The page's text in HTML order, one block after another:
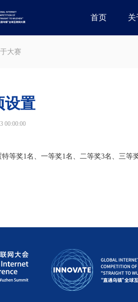
首页 关
大赛
设置
00:00:00
等奖1名、一等奖1名、二等奖3名、三等